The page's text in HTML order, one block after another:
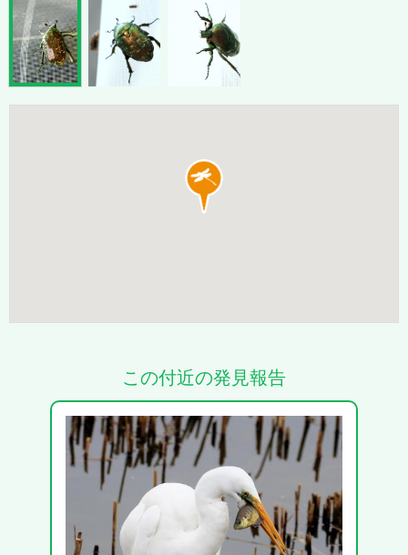
この付近の発見報告